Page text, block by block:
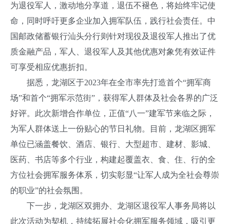
为退役军人，激动地分享道，退伍不褪色，将始终牢记使
命，同时呼吁更多企业加入拥军队伍，践行社会责任。中
国邮政储蓄银行汕头分行则针对现役及退役军人推出了优
质金融产品，军人、退役军人及其他优惠对象凭有效证件
可享受相应优惠折扣。
据悉，龙湖区于2023年在全市率先打造首个“拥军商
场”和首个“拥军示范街”，获得军人群体及社会各界的广泛
好评。此次新增合作单位，正值“八一”建军节来临之际，
为军人群体送上一份贴心的节日礼物。目前，龙湖区拥军
单位已涵盖餐饮、酒店、银行、大型超市、建材、影城、
医药、书店等多个行业，构建起覆盖衣、食、住、行的全
方位社会拥军服务体系，切实彰显“让军人成为全社会尊崇
的职业”的社会氛围。
下一步，龙湖区双拥办、龙湖区退役军人事务局将以
此次活动为契机，持续拓展社会化拥军服务领域，吸引更